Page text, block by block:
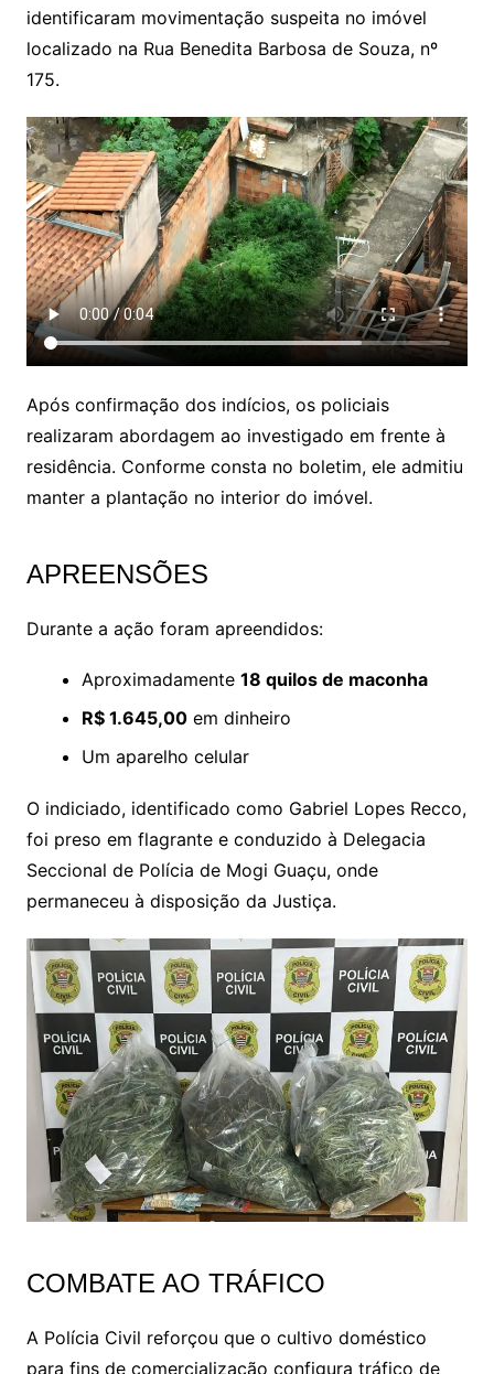
identificaram movimentação suspeita no imóvel
localizado na Rua Benedita Barbosa de Souza, nº
175.
Após confirmação dos indícios, os policiais
realizaram abordagem ao investigado em frente à
residência. Conforme consta no boletim, ele admitiu
manter a plantação no interior do imóvel.
APREENSÕES
Durante a ação foram apreendidos:
Aproximadamente 18 quilos de maconha
R$ 1.645,00em dinheiro
Um aparelho celular
O indiciado, identificado como Gabriel Lopes Recco,
foi preso em flagrante e conduzido à Delegacia
Seccional de Polícia de Mogi Guaçu, onde
permaneceu à disposição da Justiça.
COMBATE AO TRÁFICO
A Polícia Civil reforçou que o cultivo doméstico
para fins de comercialização configura tráfico de